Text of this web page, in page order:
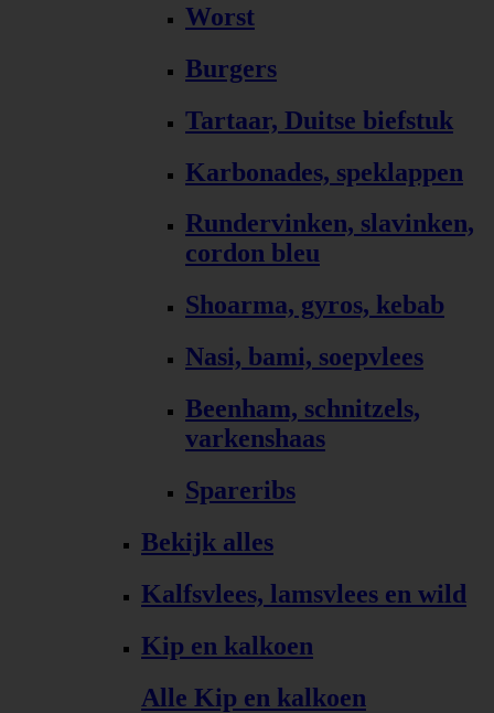
Worst
Burgers
Tartaar, Duitse biefstuk
Karbonades, speklappen
Rundervinken, slavinken,
cordon bleu
Shoarma, gyros, kebab
Nasi, bami, soepvlees
Beenham, schnitzels,
varkenshaas
Spareribs
Bekijk alles
Kalfsvlees, lamsvlees en wild
Kip en kalkoen
Alle Kip en kalkoen